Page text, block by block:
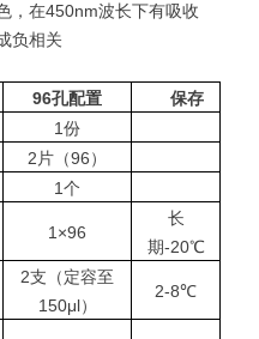
，在450nm波长下有吸收
负相关
96孔配置
保存
1份
2片（96）
1个
1×96
长
期-20℃
2支（定容至
150μl）
2-8℃